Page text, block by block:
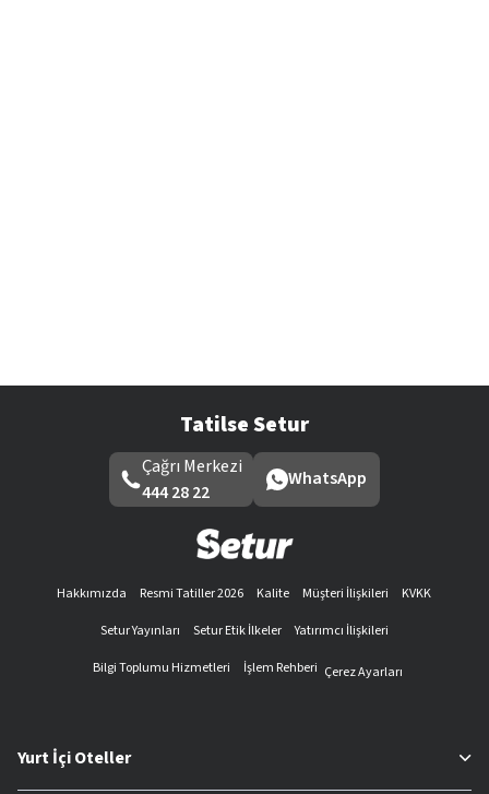
Tatilse Setur
Çağrı Merkezi
444 28 22
WhatsApp
Hakkımızda Resmi Tatiller 2026 Kalite Müşteri İlişkileri
KVKK
Setur Yayınları
Setur Etik İlkeler
Yatırımcı İlişkileri
Bilgi Toplumu Hizmetleri
İşlem Rehberi Çerez Ayarları
Yurt İçi Oteller